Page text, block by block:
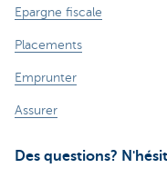
Epargne fiscale
Placements
Emprunter
Assurer
Des questions?